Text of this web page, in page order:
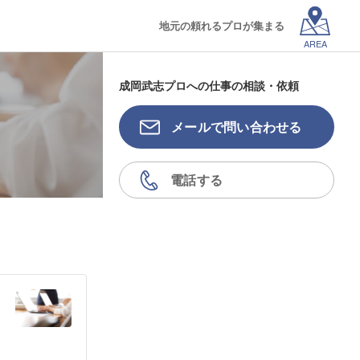
地元の頼れるプロが集まる
AREA
成岡武志プロへの仕事の相談・依頼
メールで問い合わせる
電話する